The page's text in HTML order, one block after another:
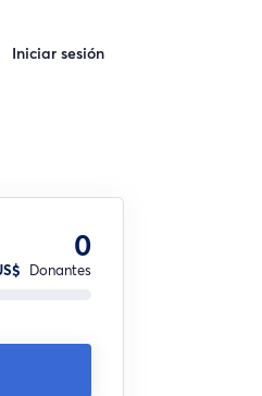
Iniciar sesión
0
Donantes